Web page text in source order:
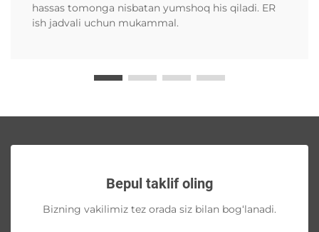
hassas tomonga nisbatan yumshoq his qiladi. ER
ish jadvali uchun mukammal.
Bepul taklif oling
Bizning vakilimiz tez orada siz bilan bog‘lanadi.